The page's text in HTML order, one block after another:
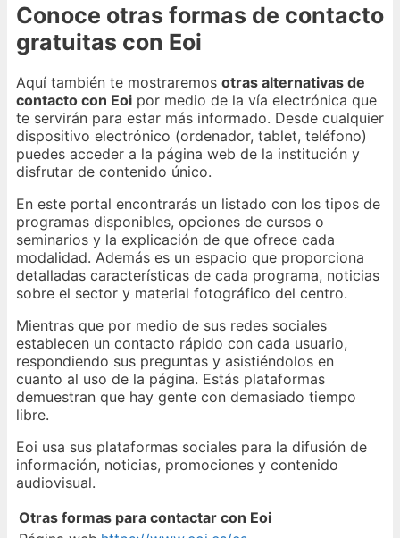
Conoce otras formas de contacto
gratuitas con Eoi
Aquí también te mostraremos otras alternativas de
contacto con Eoi por medio de la vía electrónica que
te servirán para estar más informado. Desde cualquier
dispositivo electrónico (ordenador, tablet, teléfono)
puedes acceder a la página web de la institución y
disfrutar de contenido único.
En este portal encontrarás un listado con los tipos de
programas disponibles, opciones de cursos o
seminarios y la explicación de que ofrece cada
modalidad. Además es un espacio que proporciona
detalladas características de cada programa, noticias
sobre el sector y material fotográfico del centro.
Mientras que por medio de sus redes sociales
establecen un contacto rápido con cada usuario,
respondiendo sus preguntas y asistiéndolos en
cuanto al uso de la página. Estás plataformas
demuestran que hay gente con demasiado tiempo
libre.
Eoi usa sus plataformas sociales para la difusión de
información, noticias, promociones y contenido
audiovisual.
Otras formas para contactar con Eoi